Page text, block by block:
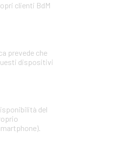
clienti BdM
prevede che
dispositivi
del